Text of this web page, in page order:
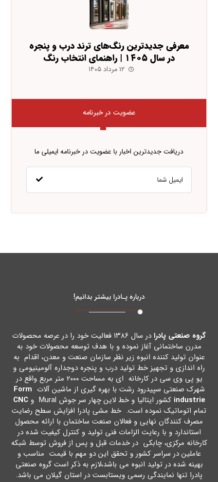
معرفی جدیدترین رنگ‌های ترند درب و پنجره
در سال ۱۴۰۵ | راهنمای انتخاب رنگ
۱۲ مرداد ۱۴۰۵
عضویت در خبرنامه
دریافت جدیدترین اخبار با عضویت در خبرنامه ایمیلی ما
درباره پـادرا بیشتر بدانیم!
گروه صنعتی پادرا
در سال ۱۳۸۶ فعالیت خود را در عرصه محصولات
مدرن ساختمانی آغاز نموده و با هدف توسعه محصولات خود به
عنوان تولید کننده انبوه زیر نظر سازمان صنعت و معدن، اقدام به
راه اندازي و تجهیز خط تولید درب و پنجره دوجداره آلومینیومی و
یو پی وي سی در کارخانه اي به مساحت ۲۰۰۰ متر مربع واقع در
شهرك صنعتی سپیدرود رشت با بهره گیري از ماشین آلات Form
industrie کشور ایتالیا و خط لاین چهار سر جوش Mural و
CNC
تمام اتوماتیک نموده است. خط مشی پادرا افزایش سطح رضایت
مصرف کنندگان نهایی و فعالان صنعت ساختمان با ارائه محصول
استاندارد و با رعایت الزامات فنی تولید و کنترل کیفیت شده در
کارخانه مرکزي، چابکی در خدمات قبل و پس از فروش توسط شبکه
عاملین در سراسر کشور و تحقق این دو مهم با قیمت مناسب و
بهینه شده در تولید انبوه می باشد،لازم به ذکر است گروه صنعتی
پادرا تنها نمایندگی رسمی ویستابست در استان گیلان می باشد.